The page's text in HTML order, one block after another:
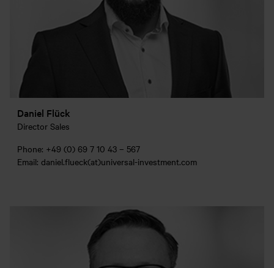
Daniel Flück
Director Sales
Phone: +49 (0) 69 7 10 43 – 567
Email: daniel.flueck(at)universal-investment.com